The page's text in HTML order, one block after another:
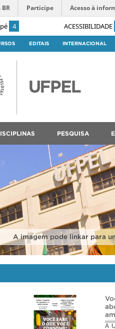
4 ACESSIBILIDADE
Participe Acesso à
EDITAIS INTERNACIONAL
PESQUISA
A imagem pode linkar para
A